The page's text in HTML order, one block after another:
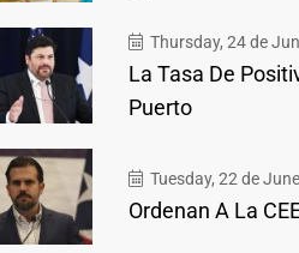
Thursday, 24 de
La Tasa De
Puerto
Tuesday, 22 de
Ordenan A La